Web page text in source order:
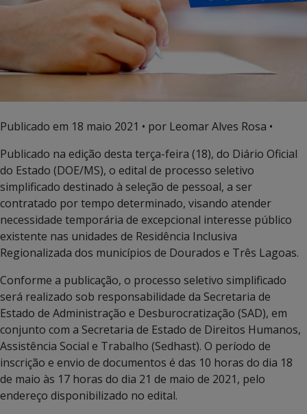
Publicado em 18 maio 2021 • por Leomar Alves Rosa •
Publicado na edição desta terça-feira (18), do Diário Oficial
do Estado (DOE/MS), o edital de processo seletivo
simplificado destinado à seleção de pessoal, a ser
contratado por tempo determinado, visando atender
necessidade temporária de excepcional interesse público
existente nas unidades de Residência Inclusiva
Regionalizada dos municípios de Dourados e Três Lagoas.
Conforme a publicação, o processo seletivo simplificado
será realizado sob responsabilidade da Secretaria de
Estado de Administração e Desburocratização (SAD), em
conjunto com a Secretaria de Estado de Direitos Humanos,
Assistência Social e Trabalho (Sedhast). O período de
inscrição e envio de documentos é das 10 horas do dia 18
de maio às 17 horas do dia 21 de maio de 2021, pelo
endereço disponibilizado no edital.